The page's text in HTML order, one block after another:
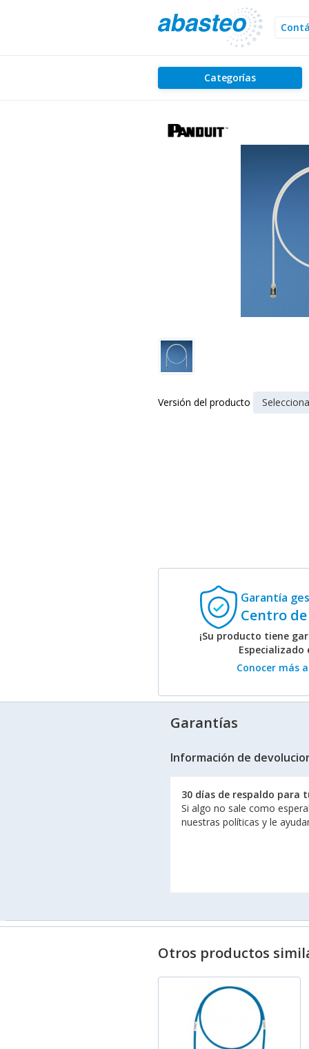
Categorías
Versión del producto
Garantía
Centro
¡Su producto tiene
Especializado
Conocer más
Garantías
Información de
30 días de respaldo para
Si algo no sale como
nuestras políticas y le
Otros productos